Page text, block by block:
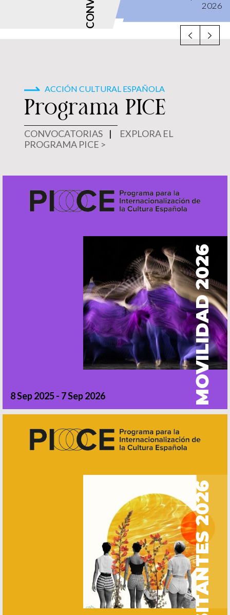
2026
ACCIÓN CULTURAL ESPAÑOLA
Programa PICE
CONVOCATORIAS | EXPLORA EL
PROGRAMA PICE >
MOVILIDAD 2026
8 Sep 2025 - 7 Sep 2026
VISITANTES 2026